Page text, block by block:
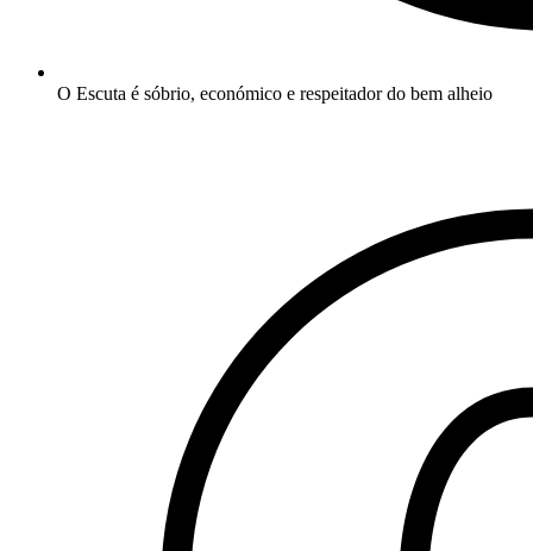
O Escuta é sóbrio, económico e respeitador do bem alheio